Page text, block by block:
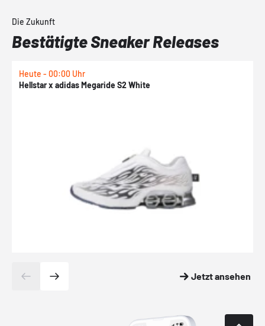
Die Zukunft
Bestätigte Sneaker Releases
Heute - 00:00 Uhr
Hellstar x adidas Megaride S2 White
Jetzt ansehen